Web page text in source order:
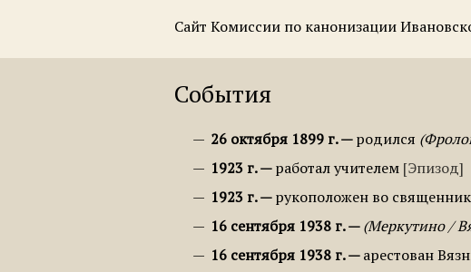
Сайт Комиссии по канонизации
События
26 октября 1899 г. родился
1923 г.
работал учителем Эпизод
1923 г.
рукоположен во
16 сентября 1938 г.
Меркутино /
16 сентября 1938 г.
арестован